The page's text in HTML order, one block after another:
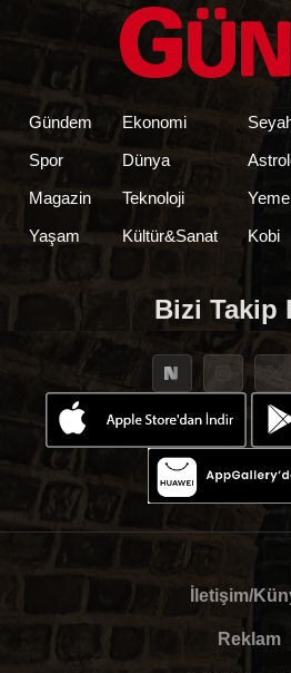
Gündem
Spor
Magazin
Yaşam
Ekonomi
Dünya
Teknoloji
Kültür&Sanat
Kobi
Bizi Takip
İletişim/
Reklam